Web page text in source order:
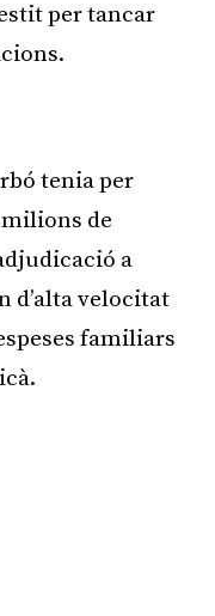
per tancar
tenia per
de
a
d’alta velocitat
familiars